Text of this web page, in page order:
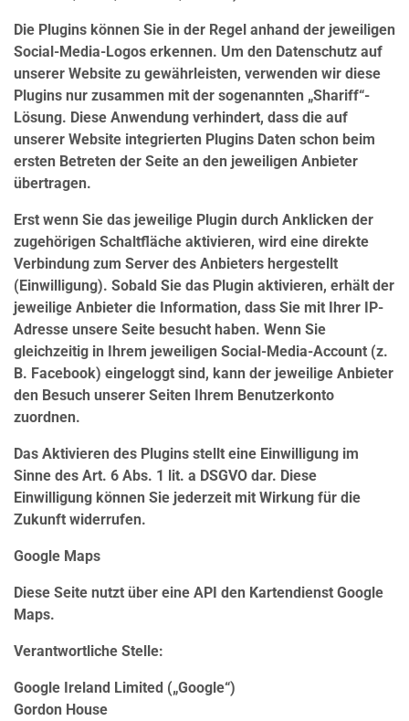
Die Plugins können Sie in der Regel anhand der jeweiligen
Social-Media-Logos erkennen. Um den Datenschutz auf
unserer Website zu gewährleisten, verwenden wir diese
Plugins nur zusammen mit der sogenannten „Shariff“-
Lösung. Diese Anwendung verhindert, dass die auf
unserer Website integrierten Plugins Daten schon beim
ersten Betreten der Seite an den jeweiligen Anbieter
übertragen.
Erst wenn Sie das jeweilige Plugin durch Anklicken der
zugehörigen Schaltfläche aktivieren, wird eine direkte
Verbindung zum Server des Anbieters hergestellt
(Einwilligung). Sobald Sie das Plugin aktivieren, erhält der
jeweilige Anbieter die Information, dass Sie mit Ihrer IP-
Adresse unsere Seite besucht haben. Wenn Sie
gleichzeitig in Ihrem jeweiligen Social-Media-Account (z.
B. Facebook) eingeloggt sind, kann der jeweilige Anbieter
den Besuch unserer Seiten Ihrem Benutzerkonto
zuordnen.
Das Aktivieren des Plugins stellt eine Einwilligung im
Sinne des Art. 6 Abs. 1 lit. a DSGVO dar. Diese
Einwilligung können Sie jederzeit mit Wirkung für die
Zukunft widerrufen.
Google Maps
Diese Seite nutzt über eine API den Kartendienst Google
Maps.
Verantwortliche Stelle:
Google Ireland Limited („Google“)
Gordon House